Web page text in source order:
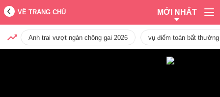
VỀ TRANG CHỦ MỚI NHẤT
Anh trai vượt ngàn chông gai 2026 vụ điểm toán bất